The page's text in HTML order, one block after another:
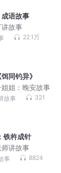
成语故事
故事
22.1万
同钓异》
姐：晚安故事
故事 321
铁杵成针
讲故事
事 8824